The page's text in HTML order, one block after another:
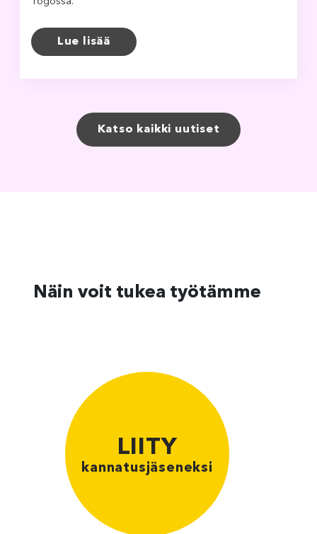
Lue lisää
Katso kaikki uutiset
Näin voit tukea työtämme
LIITY
kannatusjäseneksi